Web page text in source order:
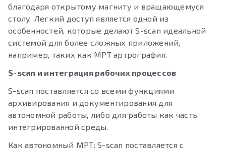
благодаря открытому магниту и вращающемуся
столу. Легкий доступ является одной из
особенностей, которые делают S-scan идеальной
системой для более сложных приложений,
например, таких как МРТ артрография.
S-scan и интеграция рабочих процессов
S-scan поставляется со всеми функциями
архивирования и документирования для
автономной работы, либо для работы как часть
интегрированной среды.
Как автономный МРТ: S-scan поставляется с